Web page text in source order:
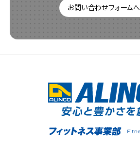
お問い合わせフォームへ